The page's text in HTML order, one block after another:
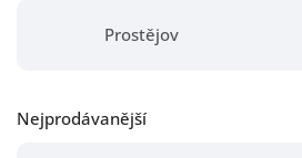
Prostějov
Nejprodávanější